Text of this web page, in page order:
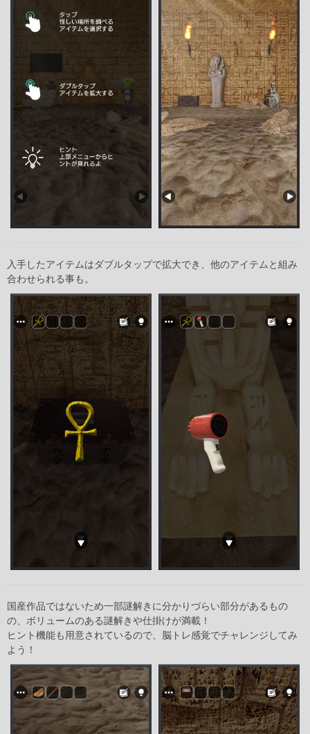
入手したアイテムはダブルタップで拡大でき、他のアイテムと組み
合わせられる事も。
国産作品ではないため一部謎解きに分かりづらい部分があるもの
の、ボリュームのある謎解きや仕掛けが満載！
ヒント機能も用意されているので、脳トレ感覚でチャレンジしてみ
よう！